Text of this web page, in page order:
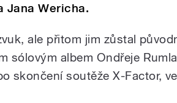
Jana Wericha.
ale přitom jim zůstal
sólovým albem Ondřeje
skončení soutěže X-Factor,